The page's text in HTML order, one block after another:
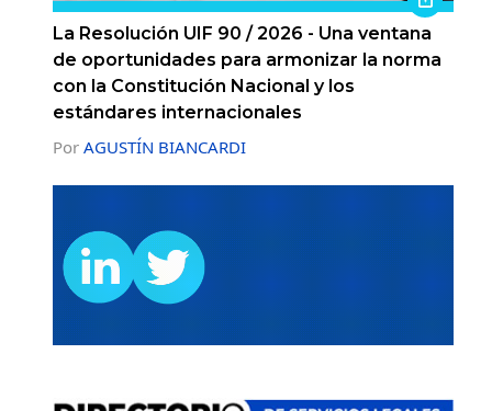
La Resolución UIF 90 / 2026 - Una ventana
de oportunidades para armonizar la norma
con la Constitución Nacional y los
estándares internacionales
Por AGUSTÍN BIANCARDI